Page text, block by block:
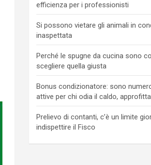
efficienza per i professionisti
Si possono vietare gli animali in
inaspettata
Perché le spugne da cucina sono
scegliere quella giusta
Bonus condizionatore: sono
attive per chi odia il caldo,
Prelievo di contanti, c’è un limite
indispettire il Fisco